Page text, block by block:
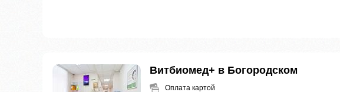
Витбиомед+ в Богородском
Оплата картой